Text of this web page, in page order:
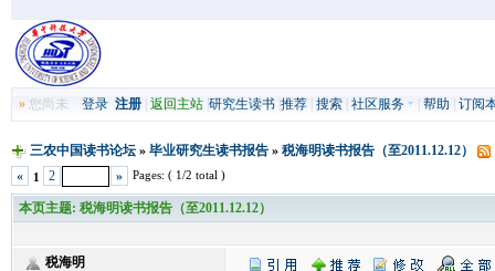
»您尚未 登录 注册| 返回主站| 研究生读书| 推荐| 搜索| 社区服务 帮助 订阅
三农中国读书论坛» 毕业研究生读书报告» 税海明读书报告（至2011.12.12）
«
1 2 » Pages: ( 1/2 total )
本页主题: 税海明读书报告（至2011.12.12）
税海明